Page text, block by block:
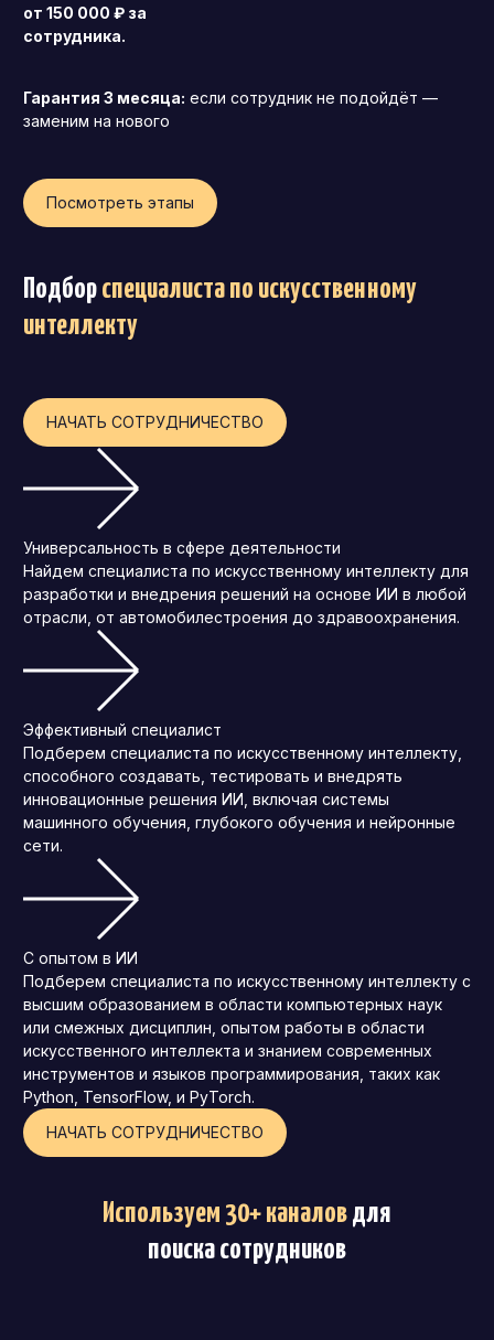
Коммерческий директор
Операционный директор (COO)
Технический директор (CTO)
Мировой HR
Франшиза
от 150 000 ₽ за
сотрудника.
Гарантия 3 месяца: если сотрудник не подойдёт —
заменим на нового
Посмотреть этапы
Подборспециалиста по искусственному
интеллекту
НАЧАТЬ СОТРУДНИЧЕСТВО
Универсальность в сфере деятельности
Найдем специалиста по искусственному интеллекту для
разработки и внедрения решений на основе ИИ в любой
отрасли, от автомобилестроения до здравоохранения.
Эффективный специалист
Подберем специалиста по искусственному интеллекту,
способного создавать, тестировать и внедрять
инновационные решения ИИ, включая системы
машинного обучения, глубокого обучения и нейронные
сети.
С опытом в ИИ
Подберем специалиста по искусственному интеллекту с
высшим образованием в области компьютерных наук
или смежных дисциплин, опытом работы в области
искусственного интеллекта и знанием современных
инструментов и языков программирования, таких как
Python, TensorFlow, и PyTorch.
НАЧАТЬ СОТРУДНИЧЕСТВО
Используем 30+ каналовдля
поиска сотрудников